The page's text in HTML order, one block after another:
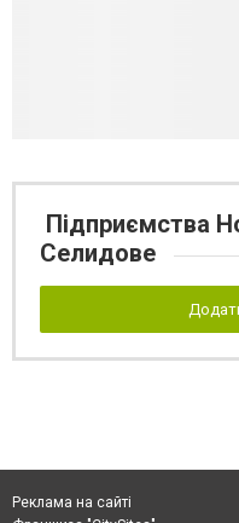
Підприємства
Селидове
Реклама на сайті